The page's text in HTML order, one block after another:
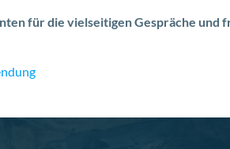
für die vielseitigen Gespräche und